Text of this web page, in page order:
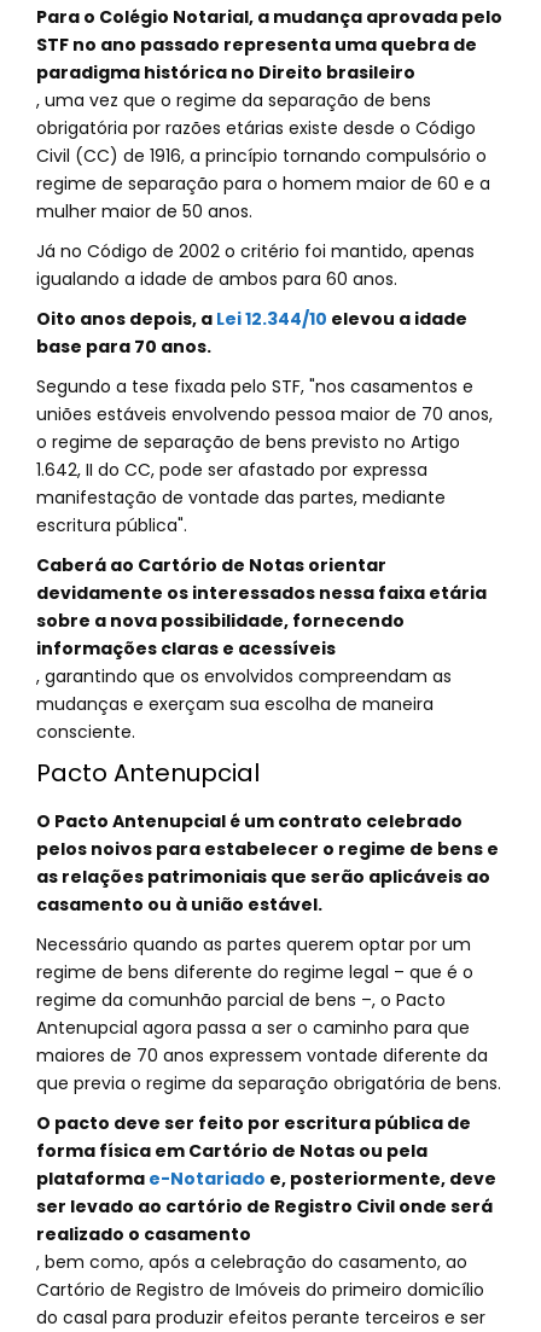
Para o Colégio Notarial, a mudança aprovada pelo
STF no ano passado representa uma quebra de
paradigma histórica no Direito brasileiro
, uma vez que o regime da separação de bens
obrigatória por razões etárias existe desde o Código
Civil (CC) de 1916, a princípio tornando compulsório o
regime de separação para o homem maior de 60 e a
mulher maior de 50 anos.
Já no Código de 2002 o critério foi mantido, apenas
igualando a idade de ambos para 60 anos.
Oito anos depois, a Lei 12.344/10 elevou a idade
base para 70 anos.
Segundo a tese fixada pelo STF, "nos casamentos e
uniões estáveis envolvendo pessoa maior de 70 anos,
o regime de separação de bens previsto no Artigo
1.642, II do CC, pode ser afastado por expressa
manifestação de vontade das partes, mediante
escritura pública".
Caberá ao Cartório de Notas orientar
devidamente os interessados nessa faixa etária
sobre a nova possibilidade, fornecendo
informações claras e acessíveis
, garantindo que os envolvidos compreendam as
mudanças e exerçam sua escolha de maneira
consciente.
Pacto Antenupcial
O Pacto Antenupcial é um contrato celebrado
pelos noivos para estabelecer o regime de bens e
as relações patrimoniais que serão aplicáveis ao
casamento ou à união estável.
Necessário quando as partes querem optar por um
regime de bens diferente do regime legal – que é o
regime da comunhão parcial de bens –, o Pacto
Antenupcial agora passa a ser o caminho para que
maiores de 70 anos expressem vontade diferente da
que previa o regime da separação obrigatória de bens.
O pacto deve ser feito por escritura pública de
forma física em Cartório de Notas ou pela
plataforma e-Notariado e, posteriormente, deve
ser levado ao cartório de Registro Civil onde será
realizado o casamento
, bem como, após a celebração do casamento, ao
Cartório de Registro de Imóveis do primeiro domicílio
do casal para produzir efeitos perante terceiros e ser